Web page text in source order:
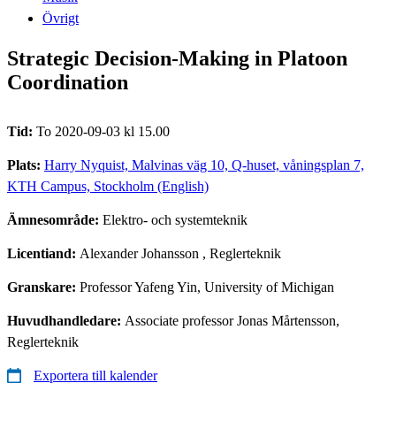
Övrigt
Strategic Decision-Making in Platoon
Coordination
Tid: To 2020-09-03 kl 15.00
Plats: Harry Nyquist, Malvinas väg 10, Q-huset, våningsplan 7,
KTH Campus, Stockholm (English)
Ämnesområde: Elektro- och systemteknik
Licentiand: Alexander Johansson , Reglerteknik
Granskare: Professor Yafeng Yin, University of Michigan
Huvudhandledare: Associate professor Jonas Mårtensson,
Reglerteknik
Exportera till kalender